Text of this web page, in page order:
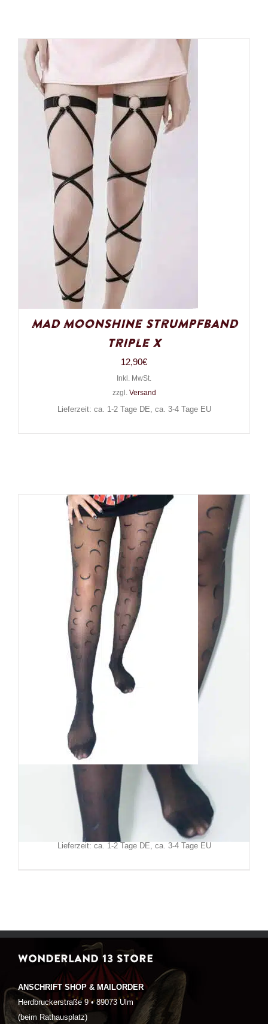
Mad Moonshine Strumpfband
Triple X
12,90€
Inkl. MwSt.
zzgl. Versand
Lieferzeit: ca. 1-2 Tage DE, ca. 3-4 Tage EU
Moon Attic Strumpfhose Moon
zzgl.
Lieferzeit: ca. 1-2 Tage DE, ca. 3-4 Tage EU
WONDERLAND 13 STORE
ANSCHRIFT SHOP & MAILORDER
Herdbruckerstraße 9 • 89073 Ulm
(beim Rathausplatz)